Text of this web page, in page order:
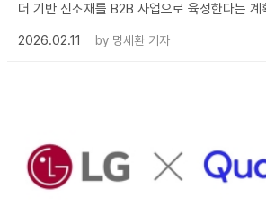
더 기반 신소재를 B2B 사업으로 육성한다는 계
2026.02.11
by 명세환 기자